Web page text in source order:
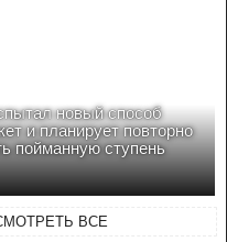
новый способ
и планирует повторно
пойманную ступень
ВСЕ